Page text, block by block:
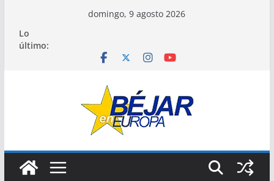
contenido
domingo, 9 agosto 2026
Lo
último: